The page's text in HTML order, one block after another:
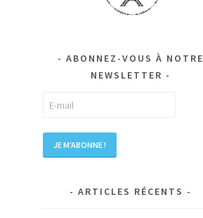
ABONNEZ-VOUS À NOTRE
NEWSLETTER
ARTICLES RÉCENTS